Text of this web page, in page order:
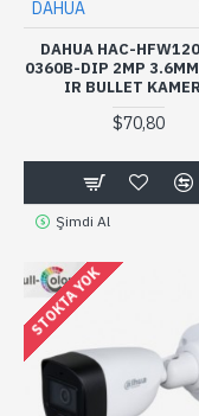
DAHUA
DAHUA HAC-
0360B-DIP 2MP
IR BULLET
$70,80
Şimdi Al
STOKTA YOK